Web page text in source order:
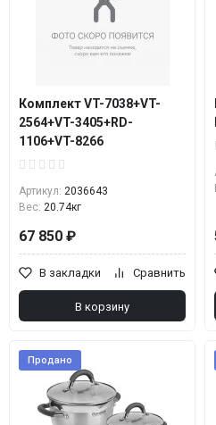
Комплект VT-7038+VT-
2564+VT-3405+RD-
1106+VT-8266
Артикул: 2036643
Вес: 20.74кг
67 850 ₽
В закладки Сравнить
В корзину
Продано